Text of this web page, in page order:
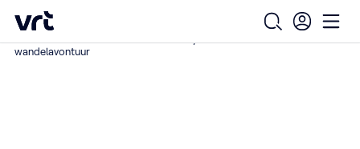
Ga naar de hoofdinhoud
VRT (home)
Open
Home /
wandelavontuur